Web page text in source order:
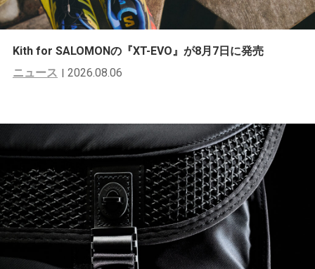
Kith for SALOMONの『XT-EVO』が8月7日に発売
ニュース
2026.08.06